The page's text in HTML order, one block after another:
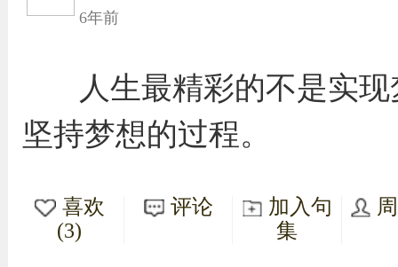
6年前
人生最精彩的不是实
坚持梦想的过程。
喜欢
(3)
评论
加入句
集